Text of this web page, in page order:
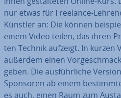
nur etwas für Freelance-
Künstler an: Die können
einem Video teilen, das ihren
ten Technik aufzeigt. In kurzen
außerdem einen
geben. Die aus­führ­li­che
Sponsoren ab einem
es auch, einen Raum zum